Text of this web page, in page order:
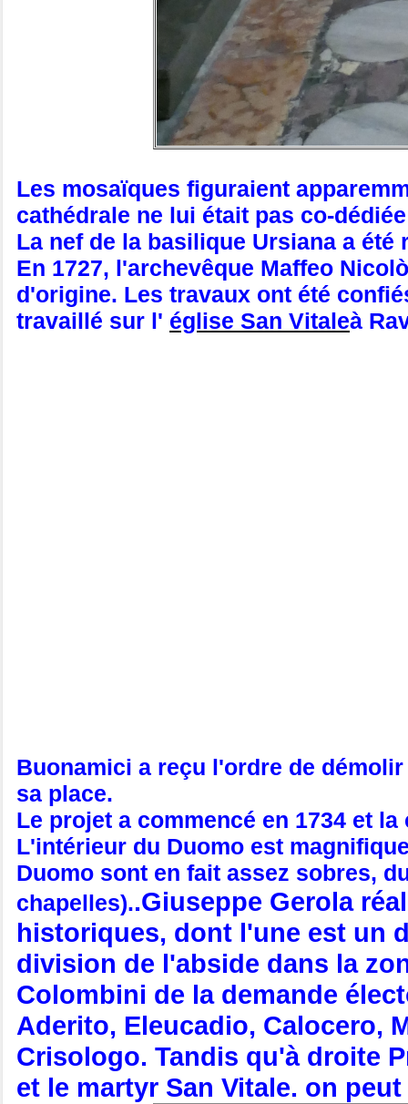
Les mosaïques figuraient
cathédrale ne lui était pas co-
La nef de la basilique Ursiana a
En 1727, l'archevêque Maffeo
d'origine. Les travaux ont été
travaillé sur l' église San Vitaleà
Buonamici a reçu l'ordre de
sa place.
Le projet a commencé en 1734 et
L'intérieur du Duomo est
Duomo sont en fait assez sobres,
chapelles)..Giuseppe Gerola
historiques, dont l'une est un
division de l'abside dans la
Colombini de la demande
Aderito, Eleucadio, Calocero,
Crisologo. Tandis qu'à droite
et le martyr San Vitale. on